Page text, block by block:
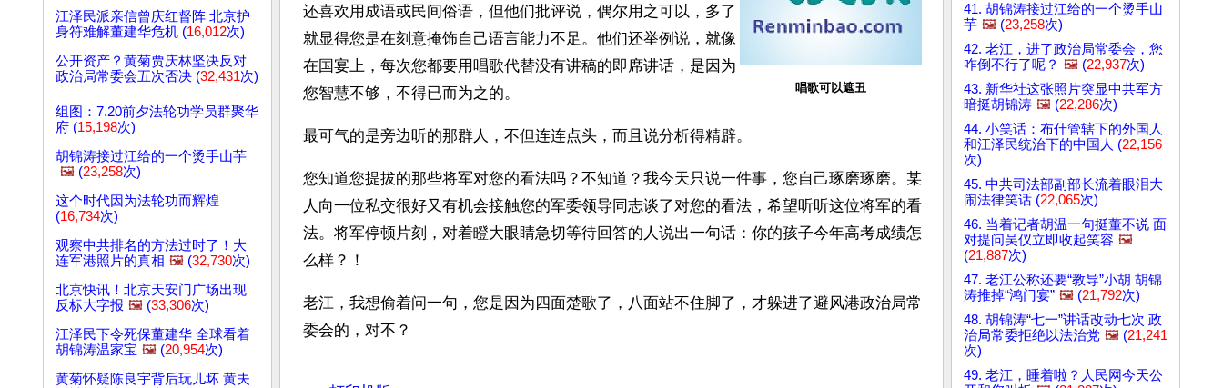
江泽民派亲信曾庆红督阵 北京护
身符难解董建华危机 (16,012次)
公开资产？黄菊贾庆林坚决反对
政治局常委会五次否决 (32,431次)
组图：7.20前夕法轮功学员群聚华
府 (15,198次)
胡锦涛接过江给的一个烫手山芋
🖼️ (23,258次)
这个时代因为法轮功而辉煌
(16,734次)
观察中共排名的方法过时了！大
连军港照片的真相 🖼️ (32,730次)
北京快讯！北京天安门广场出现
反标大字报 🖼️ (33,306次)
江泽民下令死保董建华 全球看着
胡锦涛温家宝 🖼️ (20,954次)
黄菊怀疑陈良宇背后玩儿坏 黄夫
唱歌可以遮丑
还喜欢用成语或民间俗语，但他们批评说，偶尔用之可以，多了
就显得您是在刻意掩饰自己语言能力不足。他们还举例说，就像
在国宴上，每次您都要用唱歌代替没有讲稿的即席讲话，是因为
您智慧不够，不得已而为之的。
最可气的是旁边听的那群人，不但连连点头，而且说分析得精辟。
您知道您提拔的那些将军对您的看法吗？不知道？我今天只说一件事，您自己琢磨琢磨。某
人向一位私交很好又有机会接触您的军委领导同志谈了对您的看法，希望听听这位将军的看
法。将军停顿片刻，对着瞪大眼睛急切等待回答的人说出一句话：你的孩子今年高考成绩怎
么样？！
老江，我想偷着问一句，您是因为四面楚歌了，八面站不住脚了，才躲进了避风港政治局常
委会的，对不？
41. 胡锦涛接过江给的一个烫手山
芋 🖼️ (23,258次)
42. 老江，进了政治局常委会，您
咋倒不行了呢？ 🖼️ (22,937次)
43. 新华社这张照片突显中共军方
暗挺胡锦涛 🖼️ (22,286次)
44. 小笑话：布什管辖下的外国人
和江泽民统治下的中国人 (22,156
次)
45. 中共司法部副部长流着眼泪大
闹法律笑话 (22,065次)
46. 当着记者胡温一句挺董不说 面
对提问吴仪立即收起笑容 🖼️
(21,887次)
47. 老江公称还要“教导”小胡 胡锦
涛推掉“鸿门宴” 🖼️ (21,792次)
48. 胡锦涛“七一”讲话改动七次 政
治局常委拒绝以法治党 🖼️ (21,241
次)
49. 老江，睡着啦？人民网今天公